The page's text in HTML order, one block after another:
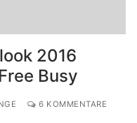
2016
Busy
6 KOMMENTARE